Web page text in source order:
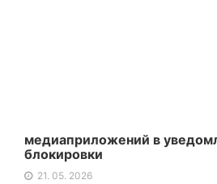
медиаприложений в
блокировки
21. 05. 2026